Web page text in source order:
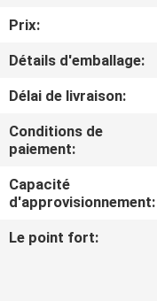
NOUS
VISITE
DE
L'USINE
CONTRÔLE
DE
Prix:
Détails d'emballage:
Délai de livraison:
Conditions de
paiement:
Capacité
d'approvisionnement:
Le point fort: